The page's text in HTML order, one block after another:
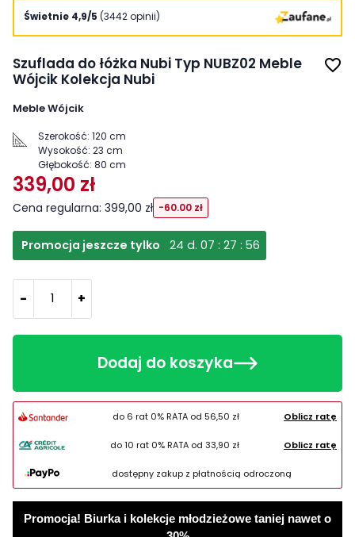
Świetnie 4,9/5 (3442 opinii)
Szuflada do łóżka Nubi Typ NUBZ02 Meble
Wójcik Kolekcja Nubi
favorite_border
Meble Wójcik
Szerokość: 120 cm
Wysokość: 23 cm
Głębokość: 80 cm
339,00 zł
Cena regularna: 399,00 zł -60.00 zł
Promocja jeszcze tylko 24 d. 07 :27 :56
- +
Dodaj do koszyka
do 6 rat 0% RATA od56,50 zł Oblicz ratę
do 10 rat 0% RATA od 33,90 zł Oblicz ratę
dostępny zakup z płatnością odroczoną
Promocja! Biurka i kolekcje młodzieżowe taniej nawet o